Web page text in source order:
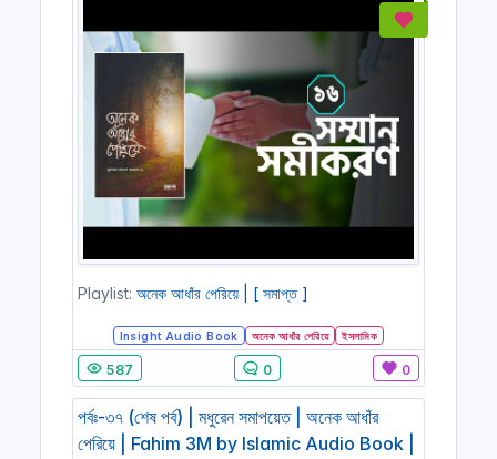
Playlist: অনেক আধাঁর পেরিয়ে | [ সমাপ্ত ]
Insight Audio Book অনেক আধাঁর পেরিয়ে ইসলামিক
587 0 0
পর্বঃ-৩৭ (শেষ পর্ব) | মধুরেন সমাপয়েত | অনেক আধাঁর
পেরিয়ে | Fahim 3M by Islamic Audio Book |